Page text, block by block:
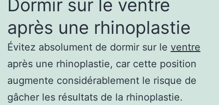
Dormir sur le ventre
après une rhinoplastie
Évitez absolument de dormir sur le ventre
après une rhinoplastie, car cette position
augmente considérablement le risque de
gâcher les résultats de la rhinoplastie.